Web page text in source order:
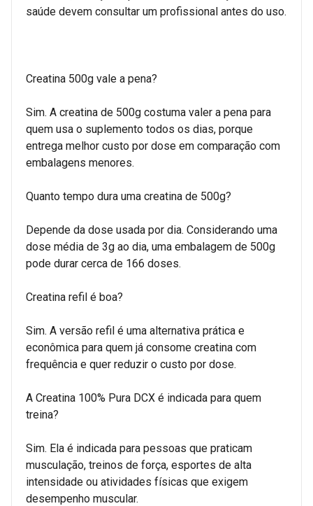
saúde devem consultar um profissional antes do uso.
Creatina 500g vale a pena?
Sim. A creatina de 500g costuma valer a pena para
quem usa o suplemento todos os dias, porque
entrega melhor custo por dose em comparação com
embalagens menores.
Quanto tempo dura uma creatina de 500g?
Depende da dose usada por dia. Considerando uma
dose média de 3g ao dia, uma embalagem de 500g
pode durar cerca de 166 doses.
Creatina refil é boa?
Sim. A versão refil é uma alternativa prática e
econômica para quem já consome creatina com
frequência e quer reduzir o custo por dose.
A Creatina 100% Pura DCX é indicada para quem
treina?
Sim. Ela é indicada para pessoas que praticam
musculação, treinos de força, esportes de alta
intensidade ou atividades físicas que exigem
desempenho muscular.